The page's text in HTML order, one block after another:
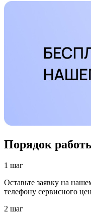
Порядок
1 шаг
Оставьте заявку на
телефону сервисного
2 шаг